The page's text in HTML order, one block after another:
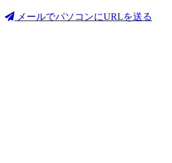
メールでパソコンにURLを送る